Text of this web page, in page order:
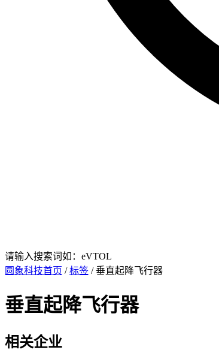
请输入搜索词如：eVTOL
圆象科技首页 /标签 / 垂直起降飞行器
垂直起降飞行器
相关企业